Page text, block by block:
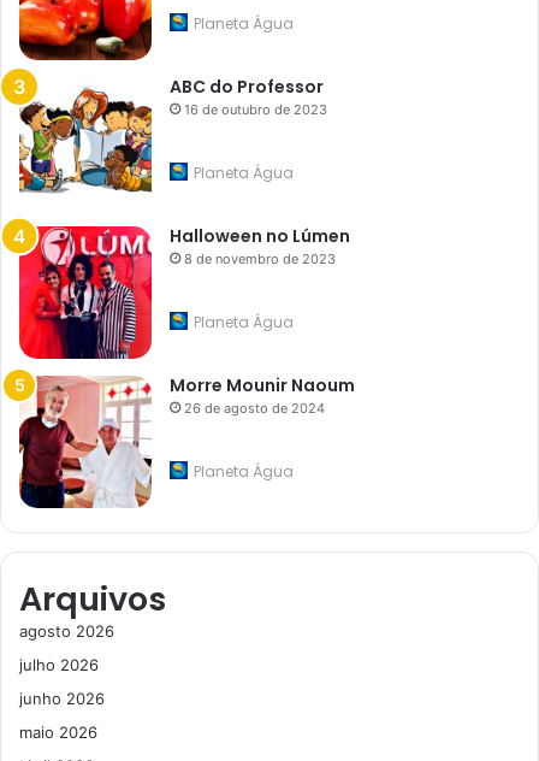
Planeta Água
ABC do Professor
16 de outubro de 2023
Planeta Água
Halloween no Lúmen
8 de novembro de 2023
Planeta Água
Morre Mounir Naoum
26 de agosto de 2024
Planeta Água
Arquivos
agosto 2026
julho 2026
junho 2026
maio 2026